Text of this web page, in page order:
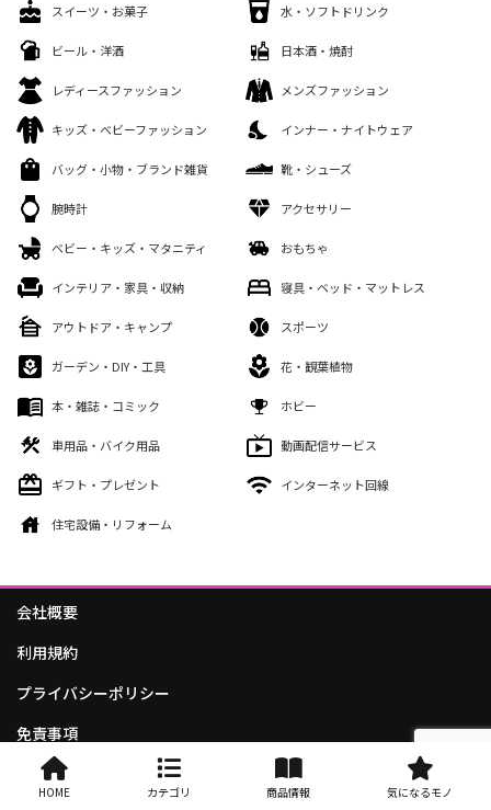
スイーツ・お菓子 水・ソフトドリンク
ビール・洋酒 日本酒・焼酎
レディースファッション メンズファッション
キッズ・ベビーファッション インナー・ナイトウェア
バッグ・小物・ブランド雑貨 靴・シューズ
腕時計 アクセサリー
ベビー・キッズ・マタニティ おもちゃ
インテリア・家具・収納 寝具・ベッド・マットレス
アウトドア・キャンプ スポーツ
ガーデン・DIY・工具 花・観葉植物
本・雑誌・コミック ホビー
車用品・バイク用品 動画配信サービス
ギフト・プレゼント インターネット回線
住宅設備・リフォーム
会社概要
利用規約
プライバシーポリシー
免責事項
お問い合わせ
HOME カテゴリ 商品情報 気になるモノ